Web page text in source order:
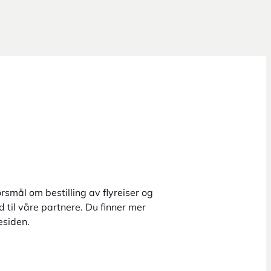
om bestilling av flyreiser og
til våre partnere. Du finner mer